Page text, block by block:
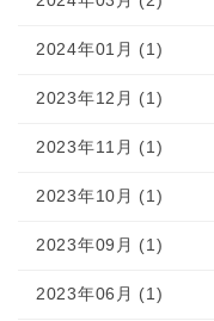
2024年01月 (1)
2023年12月 (1)
2023年11月 (1)
2023年10月 (1)
2023年09月 (1)
2023年06月 (1)